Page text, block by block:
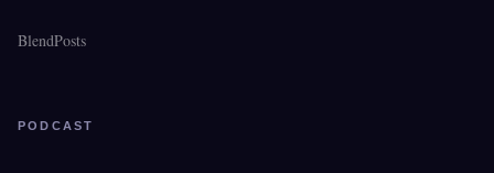
BlendPosts
PODCAST